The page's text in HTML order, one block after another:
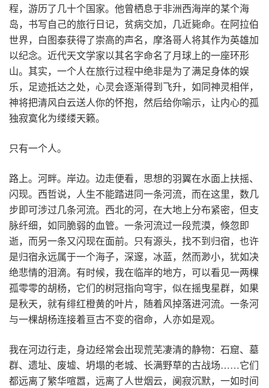
程，游历了几十个国家。他曾栖息于非洲西海岸的某个海
岛，书写自己的旅行日记，贫病交加，几近毙命。在阿拉伯
世界，白图泰获得了崇高的声名，摩洛哥人将其作为英雄加
以纪念。近代天文学家以其名字命名了月球上的一座环形
山。其实，一个人在旅行过程中绝非是为了满足身体的娱
乐，足迹抵达之处，心灵会逐渐得到飞升，如同神灵相伴，
神将把清风白云送人你的怀抱，然后给你喻示，让内心的孤
独寂寞化为缕缕天籁。
只有一个人。
路上。河畔。岸边。边走便看，思想的羽翼在水面上扶摇、
闪现。西哲说，人生不能踏进同一条河流，而在这里，数几
步即可涉过几条河流。西北的河，在大地上分布紧密，但支
脉纤细，如同脆弱的血管。一条河流过一段荒漠，倏忽即
逝，而另一条又闪现在面前。只有源头，找不到归宿，也许
是归宿永远属于一个海子，深邃，冰蓝，然而渺小，犹如决
绝悲情的泪滴。有时候，我在临岸的地方，可以看见一两棵
孤零零的胡杨，它们的树冠指向穹宇，似在摇曳星群，如果
是秋天，就有绯红橙黄的叶片，随着风掉落进河流。一条河
与一棵胡杨连接着亘古不变的宿命，人亦如是观。
我在河边行走，身边经常会出现荒芜凄清的静物：石窟、墓
群、遗址、废墟、坍塌的老城、长满野草的古战场……它们
都远离了繁华喧嚣，远离了人世烟云，阒寂沉默，一如时间